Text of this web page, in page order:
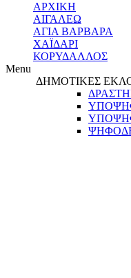
ΑΡΧΙΚΗ
ΑΙΓΑΛΕΩ
ΑΓΙΑ ΒΑΡΒΑΡΑ
ΧΑΪΔΑΡΙ
ΚΟΡΥΔΑΛΛΟΣ
Menu
ΔΗΜΟΤΙΚΕΣ